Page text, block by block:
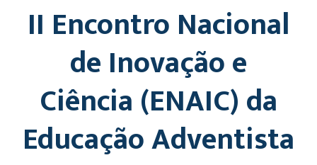
II Encontro Nacional
de Inovação e
Ciência (ENAIC) da
Educação Adventista